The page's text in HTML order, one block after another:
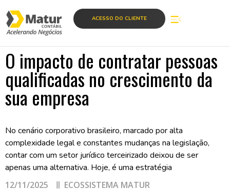
ACESSO DO CLIENTE
O impacto de contratar pessoas
qualificadas no crescimento da
sua empresa
No cenário corporativo brasileiro, marcado por alta
complexidade legal e constantes mudanças na legislação,
contar com um setor jurídico terceirizado deixou de ser
apenas uma alternativa. Hoje, é uma estratégia
12/11/2025
ECOSSISTEMA MATUR